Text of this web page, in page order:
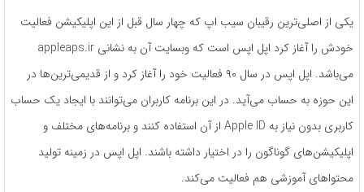
یکی از اصلی‌ترین رقیبان سیب اپ که چهار سال قبل از این اپلیکیشن فعالیت
خودش را آغاز کرد اپل اپس است که وبسایت آن به نشانی appleaps.ir
می‌باشد. اپل اپس در سال ۹۰ فعالیت خود را آغاز کرد و از قدیمی‌ترین‌ها در
این حوزه به‌ حساب می‌آید. در این برنامه کاربران می‌توانند با ایجاد یک حساب
کاربری بدون نیاز به Apple ID از آن استفاده کنند و برنامه‌های مختلف و
اپلیکیشن‌های گوناگون را در اختیار داشته باشند.‏ اپل اپس در زمینه تولید
محتواهای آموزشی هم فعالیت می‌کند.